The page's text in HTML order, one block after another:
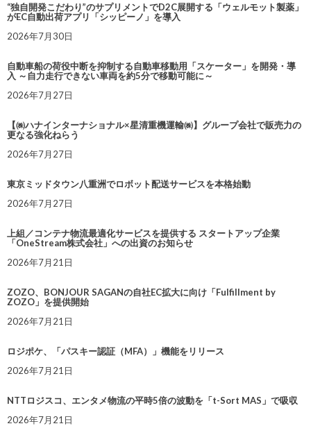
“独自開発こだわり”のサプリメントでD2C展開する「ウェルモット製薬」
がEC自動出荷アプリ「シッピーノ」を導入
2026年7月30日
自動車船の荷役中断を抑制する自動車移動用「スケーター」を開発・導
入 ～自力走行できない車両を約5分で移動可能に～
2026年7月27日
【㈱ハナインターナショナル×星清重機運輸㈱】グループ会社で販売力の
更なる強化ねらう
2026年7月27日
東京ミッドタウン八重洲でロボット配送サービスを本格始動
2026年7月27日
上組／コンテナ物流最適化サービスを提供する スタートアップ企業
「OneStream株式会社」への出資のお知らせ
2026年7月21日
ZOZO、BONJOUR SAGANの自社EC拡大に向け「Fulfillment by
ZOZO」を提供開始
2026年7月21日
ロジポケ、「パスキー認証（MFA）」機能をリリース
2026年7月21日
NTTロジスコ、エンタメ物流の平時5倍の波動を「t-Sort MAS」で吸収
2026年7月21日